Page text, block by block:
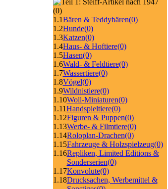
(0)
1.1Bären & Teddybären(0)
1.2Hunde(0)
1.3Katzen(0)
1.4Haus- & Hoftiere(0)
1.5Hasen(0)
1.6Wald- & Feldtiere(0)
1.7Wassertiere(0)
1.8Vögel(0)
1.9Wildnistiere(0)
1.10Woll-Miniaturen(0)
1.11Handspieltiere(0)
1.12Figuren & Puppen(0)
1.13Werbe- & Filmtiere(0)
1.14Roloplan-Drachen(0)
1.15Fahrzeuge & Holzspielzeug(0)
1.16Repliken, Limited Editions &
Sonderserien(0)
1.17Konvolute(0)
1.18Drucksachen, Werbemittel &